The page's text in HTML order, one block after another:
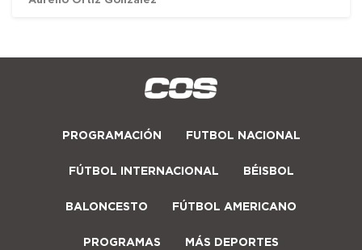
PROGRAMACIÓN FUTBOL NACIONAL
FÚTBOL INTERNACIONAL BÉISBOL
BALONCESTO FÚTBOL AMERICANO
PROGRAMAS MÁS DEPORTES